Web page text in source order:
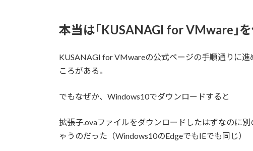
本当は｢KUSANAGI for VMware｣
KUSANAGI for VMwareの公式ページの手順通りに
ころがある。
でもなぜか、Windows10でダウンロードすると
拡張子.ovaファイルをダウンロードしたはずなのに
ゃうのだった（Windows10のEdgeでもIEでも同じ）